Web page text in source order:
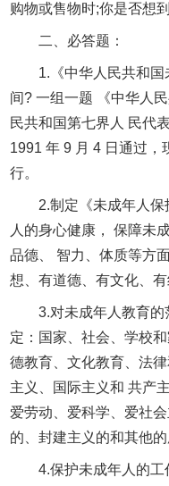
购物或售物时;你是否想到
二、必答题：
1.《中华人民共和
间? 一组一题 《中华人
民共和国第七界人 民代
1991 年 9 月 4 日通过，
行。
2.制定《未成年人
人的身心健康， 保障未
品德、 智力、体质等方
想、有道德、有文化、
3.对未成年人教育
定：国家、社会、学校
德教育、文化教育、法
主义、国际主义和 共产
爱劳动、爱科学、爱社
的、封建主义的和其他的
4.保护未成年人的工